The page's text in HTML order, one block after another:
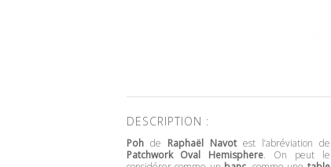
DESCRIPTION :
Pohde Raphaël Navotest l’abréviation de
Patchwork Oval Hemisphere. On peut le